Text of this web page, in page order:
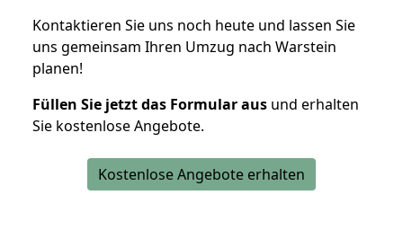
Kontaktieren Sie uns noch heute und lassen Sie
uns gemeinsam Ihren Umzug nach Warstein
planen!
Füllen Sie jetzt das Formular aus und erhalten
Sie kostenlose Angebote.
Kostenlose Angebote erhalten